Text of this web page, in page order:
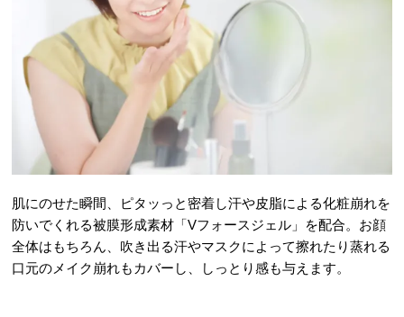
肌にのせた瞬間、ピタッっと密着し汗や皮脂による化粧崩れを
防いでくれる被膜形成素材「Vフォースジェル」を配合。お顔
全体はもちろん、吹き出る汗やマスクによって擦れたり蒸れる
口元のメイク崩れもカバーし、しっとり感も与えます。